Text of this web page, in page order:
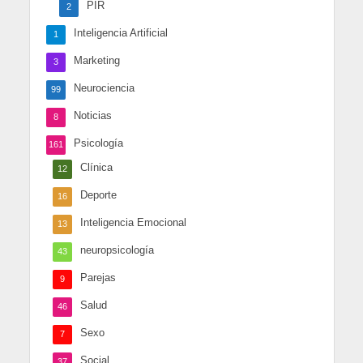
PIR
2
Inteligencia Artificial
1
Marketing
3
Neurociencia
99
Noticias
8
Psicología
161
Clínica
12
Deporte
16
Inteligencia Emocional
13
neuropsicología
43
Parejas
9
Salud
46
Sexo
7
Social